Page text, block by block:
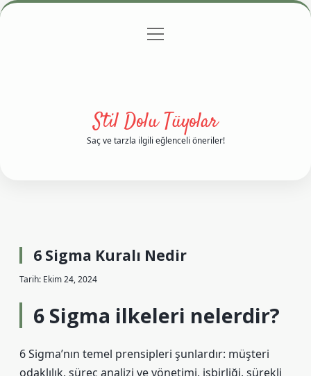
Gizlilik Politikası
menüyü
Stil Dolu Tüyolar
Saç ve tarzla ilgili eğlenceli öneriler!
6 Sigma Kuralı Nedir
Tarih: Ekim 24, 2024
6 Sigma ilkeleri nelerdir?
6 Sigma’nın temel prensipleri şunlardır: müşteri
odaklılık, süreç analizi ve yönetimi, işbirliği, sürekli